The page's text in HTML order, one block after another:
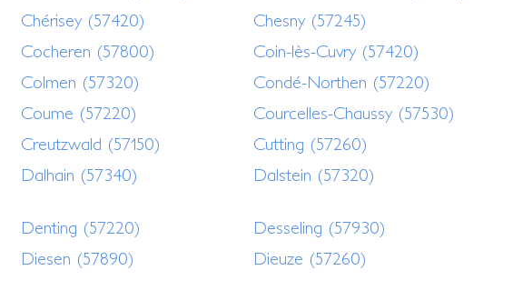
Chérisey (57420)
Chesny (57245)
Cocheren (57800)
Coin-lès-Cuvry (57420)
Colmen (57320)
Condé-Northen (57220)
Coume (57220)
Courcelles-Chaussy (57530)
Creutzwald (57150)
Cutting (57260)
Dalhain (57340)
Dalstein (57320)
Denting (57220)
Desseling (57930)
Diesen (57890)
Dieuze (57260)